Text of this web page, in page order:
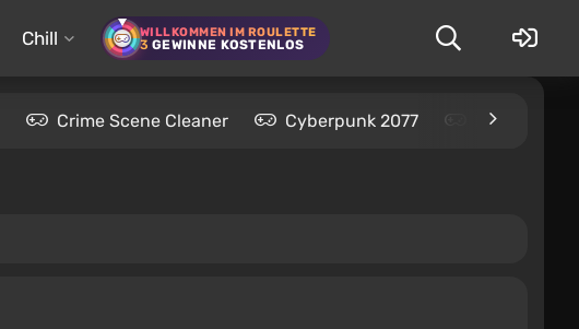
Chill WILLKOMMEN IM ROULETTE
3 GEWINNE KOSTENLOS
Crime Scene Cleaner Cyberpunk 2077 Kingdom